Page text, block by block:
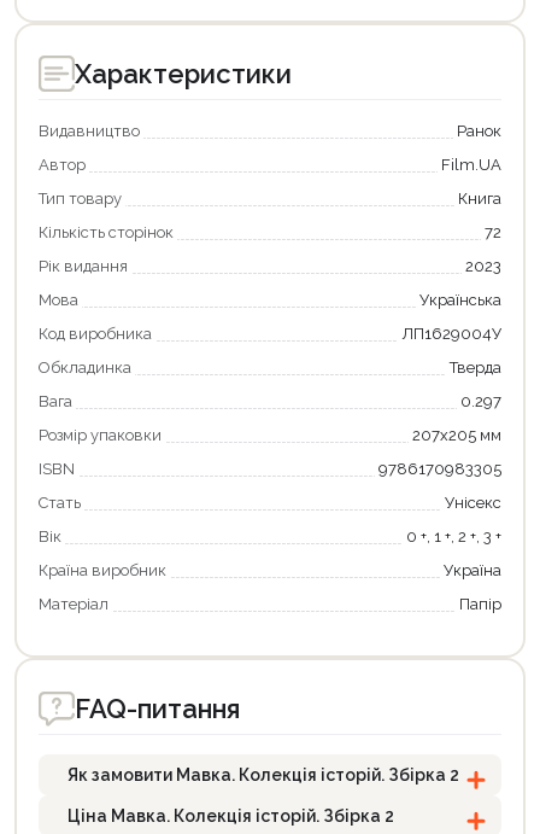
Характеристики
Видавництво
Ранок
Автор
Film.UA
Тип товару
Книга
Кількість сторінок
72
Рік видання
2023
Мова
Українська
Код виробника
ЛП1629004У
Обкладинка
Тверда
Вага
0.297
Розмір упаковки
207х205 мм
ISBN
9786170983305
Стать
Унісекс
Вік
0 +, 1 +, 2 +, 3 +
Країна виробник
Україна
Матеріал
Папір
FAQ-питання
Як замовити Мавка. Колекція історій. Збірка 2
Ціна Мавка. Колекція історій. Збірка 2
Продовжити покупки